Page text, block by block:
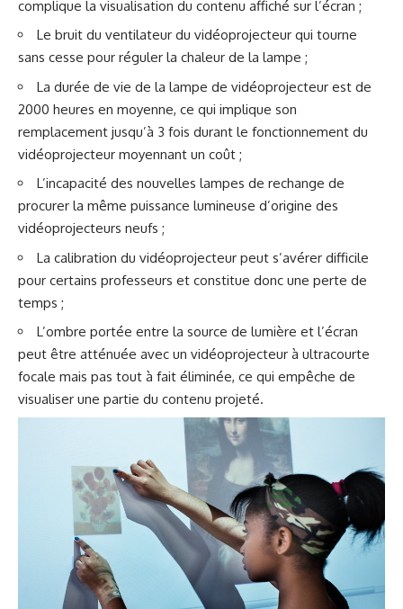
complique la visualisation du contenu affiché sur l’écran ;
Le bruit du ventilateur du vidéoprojecteur qui tourne
sans cesse pour réguler la chaleur de la lampe ;
La durée de vie de la lampe de vidéoprojecteur est de
2000 heures en moyenne, ce qui implique son
remplacement jusqu’à 3 fois durant le fonctionnement du
vidéoprojecteur moyennant un coût ;
L’incapacité des nouvelles lampes de rechange de
procurer la même puissance lumineuse d’origine des
vidéoprojecteurs neufs ;
La calibration du vidéoprojecteur peut s’avérer difficile
pour certains professeurs et constitue donc une perte de
temps ;
L’ombre portée entre la source de lumière et l’écran
peut être atténuée avec un vidéoprojecteur à ultracourte
focale mais pas tout à fait éliminée, ce qui empêche de
visualiser une partie du contenu projeté.